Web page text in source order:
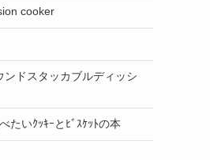
cooker
ンドスタッカブルディッシ
たいｸｯｷｰとﾋﾞｽｹｯﾄの本